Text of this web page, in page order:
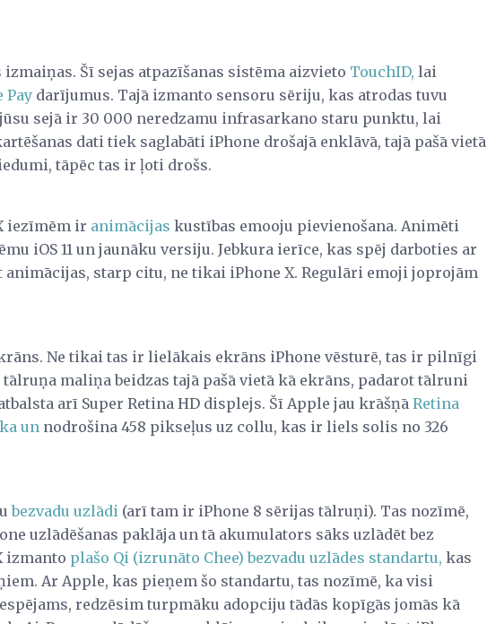
Šī sejas atpazīšanas sistēma aizvieto TouchID, lai
Pay darījumus. Tajā izmanto sensoru sēriju, kas atrodas tuvu
sejā ir 30 000 neredzamu infrasarkano staru punktu, lai
dati tiek saglabāti iPhone drošajā enklāvā, tajā pašā vietā
tāpēc tas ir ļoti drošs.
iezīmēm ir animācijas kustības emooju pievienošana. Animēti
iOS 11 un jaunāku versiju. Jebkura ierīce, kas spēj darboties ar
animācijas, starp citu, ne tikai iPhone X. Regulāri emoji joprojām
Ne tikai tas ir lielākais ekrāns iPhone vēsturē, tas ir pilnīgi
maliņa beidzas tajā pašā vietā kā ekrāns, padarot tālruni
arī Super Retina HD displejs. Šī Apple jau krāšņā Retina
un nodrošina 458 pikseļus uz collu, kas ir liels solis no 326
bezvadu uzlādi (arī tam ir iPhone 8 sērijas tālruņi). Tas nozīmē,
uzlādēšanas paklāja un tā akumulators sāks uzlādēt bez
izmanto plašo Qi (izrunāto Chee) bezvadu uzlādes standartu, kas
Ar Apple, kas pieņem šo standartu, tas nozīmē, ka visi
redzēsim turpmāku adopciju tādās kopīgās jomās kā